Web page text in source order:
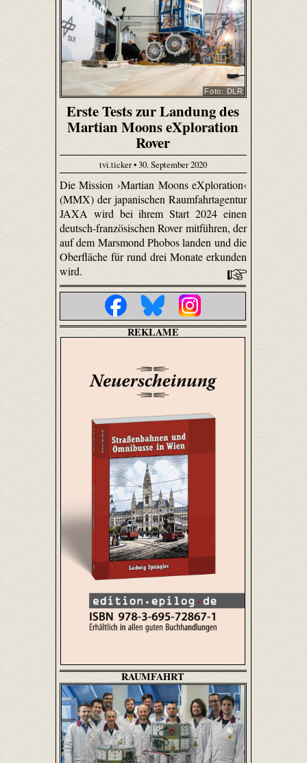
Foto: DLR
Erste Tests zur Landung des
Martian Moons eXploration
Rover
tvi.ticker • 30. September 2020
Die Mission ›Martian Moons eXploration‹
(MMX) der japanischen Raumfahrtagentur
JAXA wird bei ihrem Start 2024 einen
deutsch-französischen Rover mitführen, der
auf dem Marsmond Phobos landen und die
Oberfläche für rund drei Monate erkunden
wird.
REKLAME
RAUMFAHRT